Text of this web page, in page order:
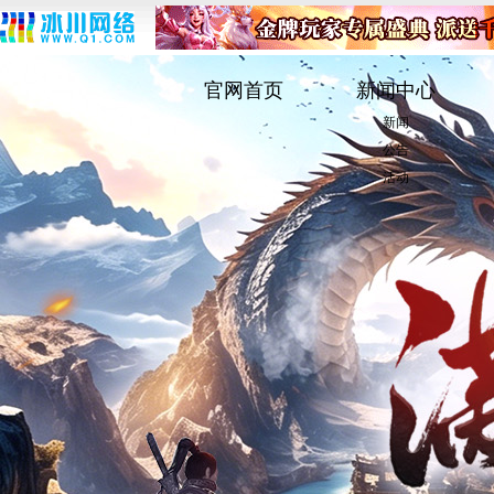
官网首页 新闻中心
新闻
公告
活动